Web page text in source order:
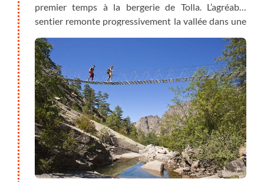
premier temps à la bergerie de Tolla. L’agréable
sentier remonte progressivement la vallée dans une
pâturages d’estives. Les bergeries de Gialgo
marquent encore cette tradition pastorale. Un
dernier effort sera nécessaire pour rejoindre le
refuge de Petra Piana. Nuit en bivouac.